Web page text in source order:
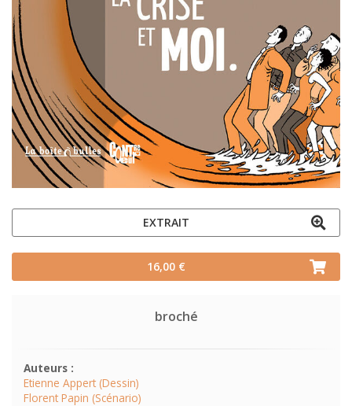
EXTRAIT
16,00 €
broché
Auteurs :
Etienne Appert (Dessin)
Florent Papin (Scénario)